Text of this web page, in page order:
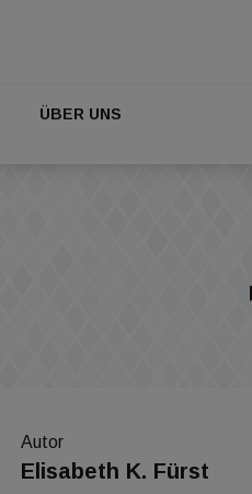
ÜBER UNS
Autor
Elisabeth K. Fürst